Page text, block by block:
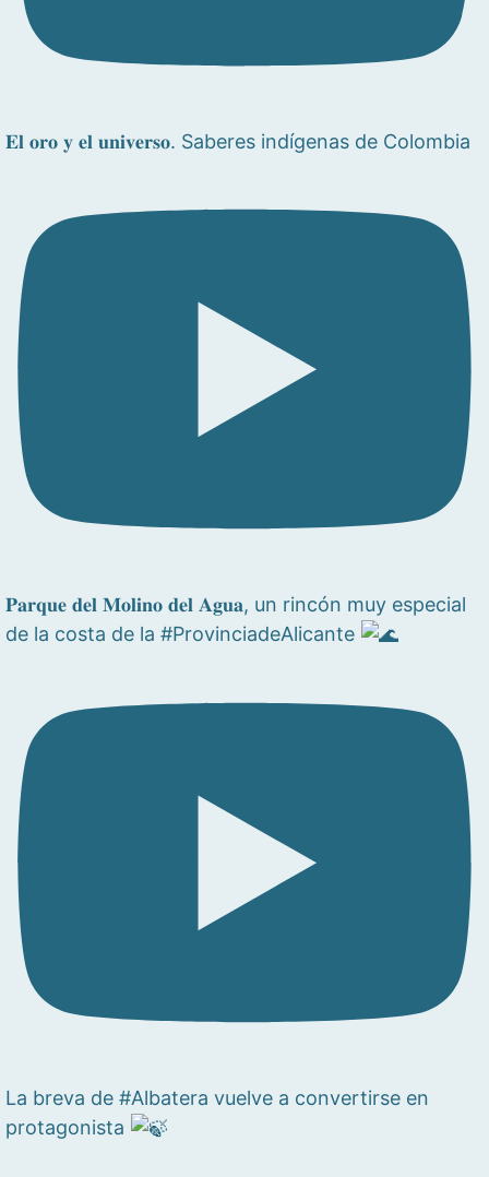
𝐄𝐥 𝐨𝐫𝐨 𝐲 𝐞𝐥 𝐮𝐧𝐢𝐯𝐞𝐫𝐬𝐨. Saberes indígenas de Colombia
𝐏𝐚𝐫𝐪𝐮𝐞 𝐝𝐞𝐥 𝐌𝐨𝐥𝐢𝐧𝐨 𝐝𝐞𝐥 𝐀𝐠𝐮𝐚, un rincón muy especial
de la costa de la #ProvinciadeAlicante
La breva de #Albatera vuelve a convertirse en
protagonista